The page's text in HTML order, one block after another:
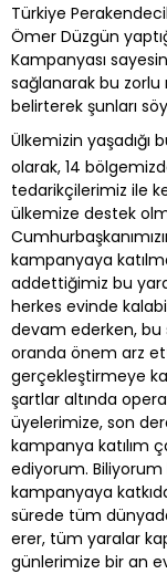
Türkiye
Ömer Düzgün
Kampanyası
sağlanarak bu zorlu
belirterek şunları
Ülkemizin
olarak, 14
tedarikçilerimiz ile
ülkemize destek
kampanyaya
addettiğimiz bu
herkes evinde
devam ederken, bu
oranda önem arz
gerçekleştirmeye
şartlar altında
üyelerimize, son
kampanya katılım
ediyorum. Biliyorum
kampanyaya
sürede tüm
erer, tüm yaralar
günlerimize bir an